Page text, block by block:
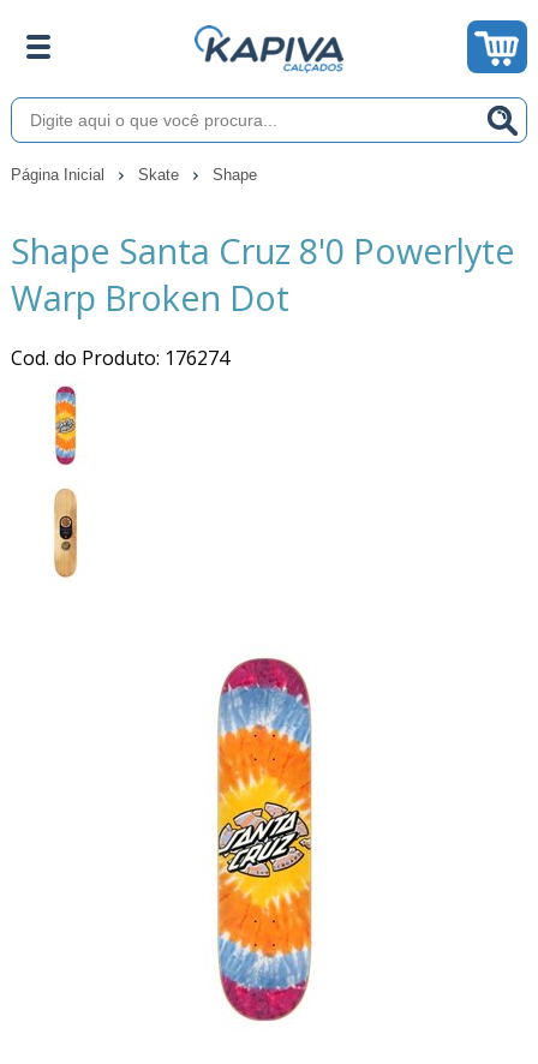
Página Inicial Skate Shape
Shape Santa Cruz 8'0 Powerlyte
Warp Broken Dot
Cod. do Produto: 176274